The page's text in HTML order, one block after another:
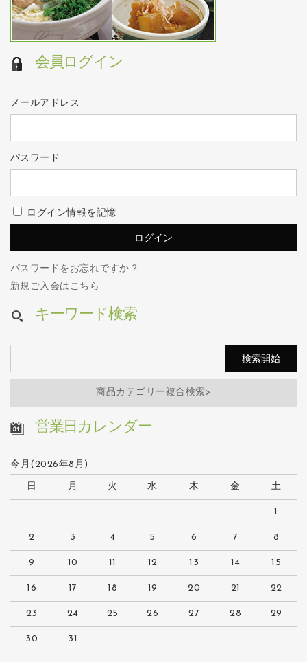
会員ログイン
メールアドレス
パスワード
ログイン情報を記憶
パスワードをお忘れですか？
新規ご入会はこちら
キーワード検索
商品カテゴリー複合検索>
営業日カレンダー
今月(2026年8月)
日 月 火 水 木 金 土
1
2 3 4 5 6 7 8
9 10 11 12 13 14 15
16 17 18 19 20 21 22
23 24 25 26 27 28 29
30 31